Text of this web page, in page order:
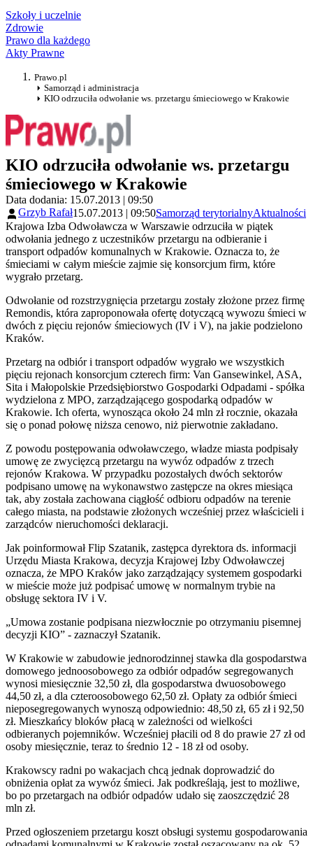
Szkoły i uczelnie
Zdrowie
Prawo dla każdego
Akty Prawne
Prawo.pl
Samorząd i administracja
KIO odrzuciła odwołanie ws. przetargu śmieciowego w Krakowie
KIO odrzuciła odwołanie ws. przetargu
śmieciowego w Krakowie
Data dodania: 15.07.2013 | 09:50
Grzyb Rafał15.07.2013 | 09:50Samorząd terytorialnyAktualności
Krajowa Izba Odwoławcza w Warszawie odrzuciła w piątek
odwołania jednego z uczestników przetargu na odbieranie i
transport odpadów komunalnych w Krakowie. Oznacza to, że
śmieciami w całym mieście zajmie się konsorcjum firm, które
wygrało przetarg.
Odwołanie od rozstrzygnięcia przetargu zostały złożone przez firmę
Remondis, która zaproponowała ofertę dotyczącą wywozu śmieci w
dwóch z pięciu rejonów śmieciowych (IV i V), na jakie podzielono
Kraków.
Przetarg na odbiór i transport odpadów wygrało we wszystkich
pięciu rejonach konsorcjum czterech firm: Van Gansewinkel, ASA,
Sita i Małopolskie Przedsiębiorstwo Gospodarki Odpadami - spółka
wydzielona z MPO, zarządzającego gospodarką odpadów w
Krakowie. Ich oferta, wynosząca około 24 mln zł rocznie, okazała
się o ponad połowę niższa cenowo, niż pierwotnie zakładano.
Z powodu postępowania odwoławczego, władze miasta podpisały
umowę ze zwycięzcą przetargu na wywóz odpadów z trzech
rejonów Krakowa. W przypadku pozostałych dwóch sektorów
podpisano umowę na wykonawstwo zastępcze na okres miesiąca
tak, aby została zachowana ciągłość odbioru odpadów na terenie
całego miasta, na podstawie złożonych wcześniej przez właścicieli i
zarządców nieruchomości deklaracji.
Jak poinformował Flip Szatanik, zastępca dyrektora ds. informacji
Urzędu Miasta Krakowa, decyzja Krajowej Izby Odwoławczej
oznacza, że MPO Kraków jako zarządzający systemem gospodarki
w mieście może już podpisać umowę w normalnym trybie na
obsługę sektora IV i V.
„Umowa zostanie podpisana niezwłocznie po otrzymaniu pisemnej
decyzji KIO” - zaznaczył Szatanik.
W Krakowie w zabudowie jednorodzinnej stawka dla gospodarstwa
domowego jednoosobowego za odbiór odpadów segregowanych
wynosi miesięcznie 32,50 zł, dla gospodarstwa dwuosobowego
44,50 zł, a dla czteroosobowego 62,50 zł. Opłaty za odbiór śmieci
nieposegregowanych wynoszą odpowiednio: 48,50 zł, 65 zł i 92,50
zł. Mieszkańcy bloków płacą w zależności od wielkości
odbieranych pojemników. Wcześniej płacili od 8 do prawie 27 zł od
osoby miesięcznie, teraz to średnio 12 - 18 zł od osoby.
Krakowscy radni po wakacjach chcą jednak doprowadzić do
obniżenia opłat za wywóz śmieci. Jak podkreślają, jest to możliwe,
bo po przetargach na odbiór odpadów udało się zaoszczędzić 28
mln zł.
Przed ogłoszeniem przetargu koszt obsługi systemu gospodarowania